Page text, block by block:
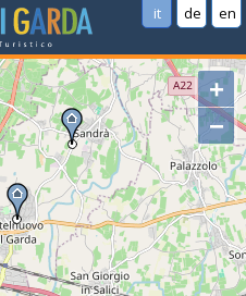
it de en
+
−